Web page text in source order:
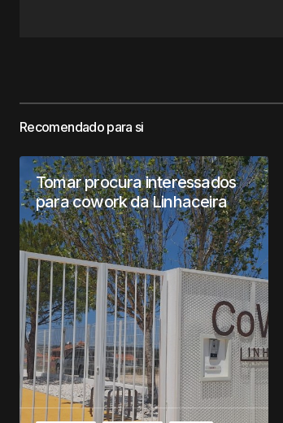
Recomendado para si
Tomar procura interessados
para cowork da Linhaceira